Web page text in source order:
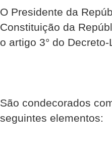
O Presidente da
Constituição da
o artigo 3° do
São condecorados
seguintes elementos: